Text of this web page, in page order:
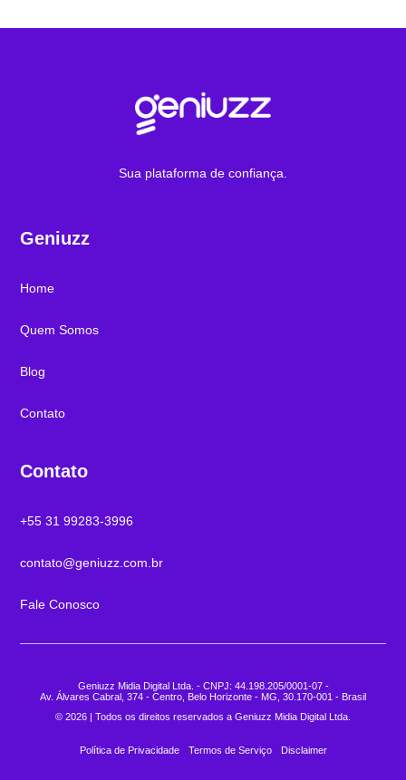
Sua plataforma de confiança.
Geniuzz
Home
Quem Somos
Blog
Contato
Contato
+55 31 99283-3996
contato@geniuzz.com.br
Fale Conosco
Geniuzz Midia Digital Ltda. - CNPJ: 44.198.205/0001-07 -
Av. Álvares Cabral, 374 - Centro, Belo Horizonte - MG, 30.170-001 - Brasil
© 2026 | Todos os direitos reservados a Geniuzz Midia Digital Ltda.
Política de Privacidade Termos de Serviço Disclaimer